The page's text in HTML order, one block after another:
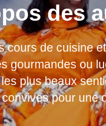
des
cours de cuisine
gourmandes ou
plus beaux
pour une